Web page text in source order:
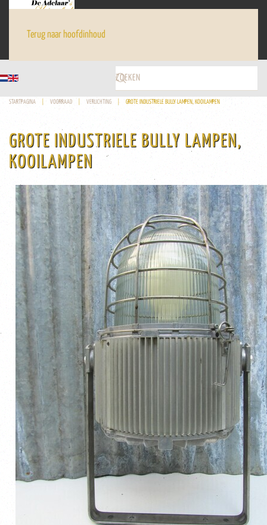
Terug naar hoofdinhoud
STARTPAGINA VOORRAAD VERLICHTING GROTE INDUSTRIELE BULLY LAMPEN, KOOILAMPEN
GROTE INDUSTRIELE BULLY LAMPEN,
KOOILAMPEN